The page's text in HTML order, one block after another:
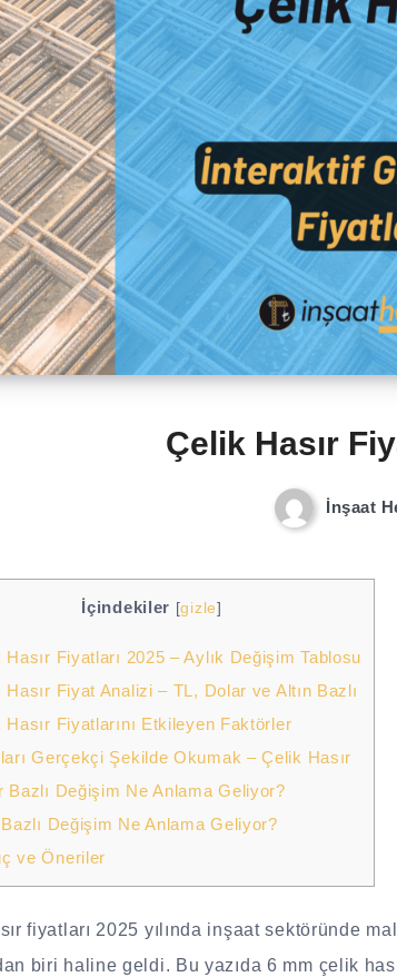
Çelik Hasır
İnşaat
İçindekiler [gizle]
Hasır Fiyatları 2025 – Aylık Değişim Tablosu
Hasır Fiyat Analizi – TL, Dolar ve Altın Bazlı
Hasır Fiyatlarını Etkileyen Faktörler
Gerçekçi Şekilde Okumak – Çelik Hasır
Bazlı Değişim Ne Anlama Geliyor?
Bazlı Değişim Ne Anlama Geliyor?
ve Öneriler
fiyatları 2025 yılında inşaat sektöründe
biri haline geldi. Bu yazıda 6 mm çelik